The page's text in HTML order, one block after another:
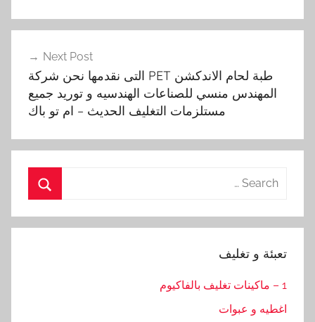
Next Post
طبة لحام الاندكشن PET التى نقدمها نحن شركة
المهندس منسي للصناعات الهندسيه و توريد جميع
مستلزمات التغليف الحديث – ام تو باك
Search
تعبئة و تغليف
1 – ماكينات تغليف بالفاكيوم
اغطيه و عبوات